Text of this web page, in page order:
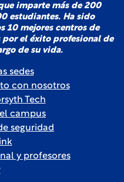
imparte más de 200
estudiantes. Ha sido
10 mejores centros de
el éxito profesional de
de su vida.
sedes
con nosotros
Tech
campus
seguridad
y profesores